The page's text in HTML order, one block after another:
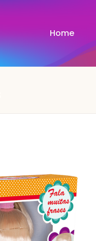
Home